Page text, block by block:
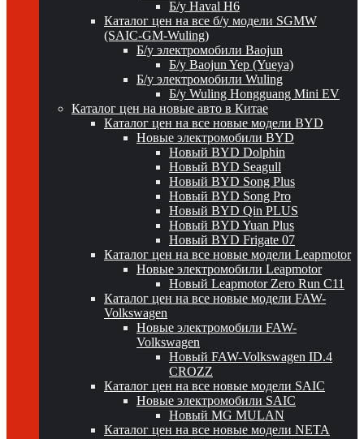
Б/у Haval H6
Каталог цен на все б/у модели SGMW
(SAIC-GM-Wuling)
Б/у электромобили Baojun
Б/у Baojun Yep (Yueya)
Б/у электромобили Wuling
Б/у Wuling Hongguang Mini EV
Каталог цен на новые авто в Китае
Каталог цен на все новые модели BYD
Новые электромобили BYD
Новый BYD Dolphin
Новый BYD Seagull
Новый BYD Song Plus
Новый BYD Song Pro
Новый BYD Qin PLUS
Новый BYD Yuan Plus
Новый BYD Frigate 07
Каталог цен на все новые модели Leapmotor
Новые электромобили Leapmotor
Новый Leapmotor Zero Run C11
Каталог цен на все новые модели FAW-
Volkswagen
Новые электромобили FAW-
Volkswagen
Новый FAW-Volkswagen ID.4
CROZZ
Каталог цен на все новые модели SAIC
Новые электромобили SAIC
Новый MG MULAN
Каталог цен на все новые модели NETA